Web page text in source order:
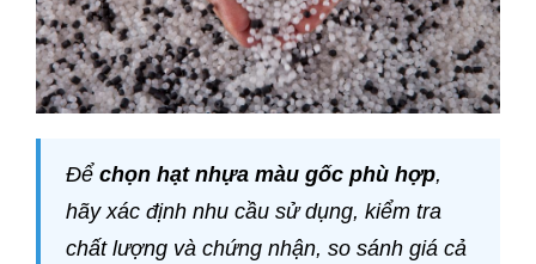
Để chọn hạt nhựa màu gốc phù hợp,
hãy xác định nhu cầu sử dụng, kiểm tra
chất lượng và chứng nhận, so sánh giá cả